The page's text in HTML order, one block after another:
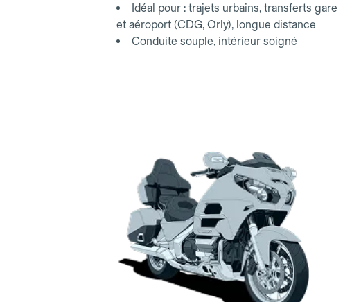
Idéal pour : trajets urbains, transferts gare
et aéroport (CDG, Orly), longue distance
Conduite souple, intérieur soigné